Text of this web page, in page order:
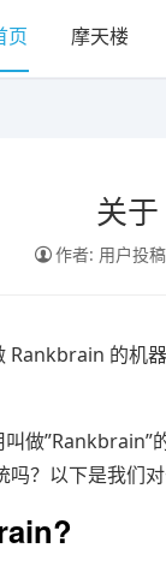
页 摩天楼
关
作者: 用户投稿
Rankbrain 的机
做”Rankbrain”
？以下是我们